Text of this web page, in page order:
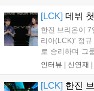
다. 사전 예약은
[LCK] 데뷔
한진 브리온이
리아(LCK)' 정
로 승리하며 그
들어내면서 이
인터뷰 | 신연재
[LCK] 한진